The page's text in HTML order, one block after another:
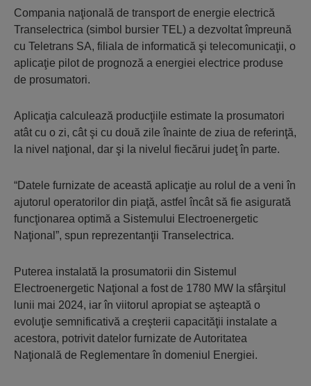
Compania naţională de transport de energie electrică
Transelectrica (simbol bursier TEL) a dezvoltat împreună
cu Teletrans SA, filiala de informatică şi telecomunicaţii, o
aplicaţie pilot de prognoză a energiei electrice produse
de prosumatori.
Aplicaţia calculează producţiile estimate la prosumatori
atât cu o zi, cât şi cu două zile înainte de ziua de referinţă,
la nivel naţional, dar şi la nivelul fiecărui judeţ în parte.
“Datele furnizate de această aplicaţie au rolul de a veni în
ajutorul operatorilor din piaţă, astfel încât să fie asigurată
funcţionarea optimă a Sistemului Electroenergetic
Naţional”, spun reprezentanţii Transelectrica.
Puterea instalată la prosumatorii din Sistemul
Electroenergetic Naţional a fost de 1780 MW la sfârşitul
lunii mai 2024, iar în viitorul apropiat se aşteaptă o
evoluţie semnificativă a creşterii capacităţii instalate a
acestora, potrivit datelor furnizate de Autoritatea
Naţională de Reglementare în domeniul Energiei.